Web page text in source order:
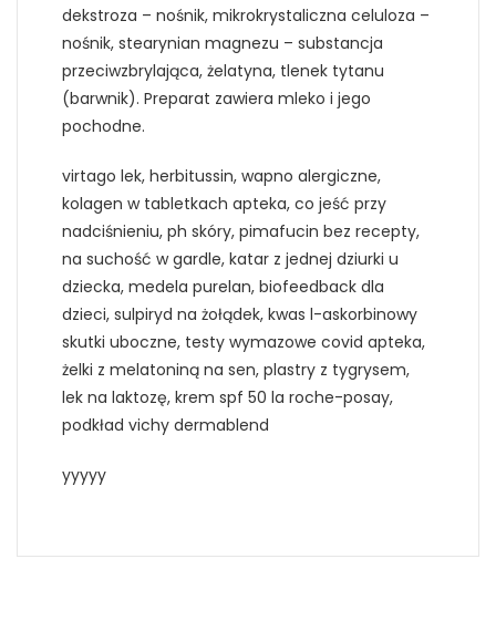
dekstroza – nośnik, mikrokrystaliczna celuloza –
nośnik, stearynian magnezu – substancja
przeciwzbrylająca, żelatyna, tlenek tytanu
(barwnik). Preparat zawiera mleko i jego
pochodne.
virtago lek, herbitussin, wapno alergiczne,
kolagen w tabletkach apteka, co jeść przy
nadciśnieniu, ph skóry, pimafucin bez recepty,
na suchość w gardle, katar z jednej dziurki u
dziecka, medela purelan, biofeedback dla
dzieci, sulpiryd na żołądek, kwas l-askorbinowy
skutki uboczne, testy wymazowe covid apteka,
żelki z melatoniną na sen, plastry z tygrysem,
lek na laktozę, krem spf 50 la roche-posay,
podkład vichy dermablend
yyyyy